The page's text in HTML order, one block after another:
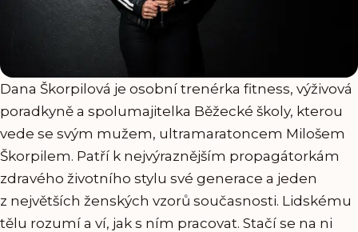
Dana Škorpilová je osobní trenérka fitness, výživová
poradkyně a spolumajitelka Běžecké školy, kterou
vede se svým mužem, ultramaratoncem Milošem
Škorpilem. Patří k nejvýraznějším propagátorkám
zdravého životního stylu své generace a jeden
z největších ženských vzorů současnosti. Lidskému
tělu rozumí a ví, jak s ním pracovat. Stačí se na ni